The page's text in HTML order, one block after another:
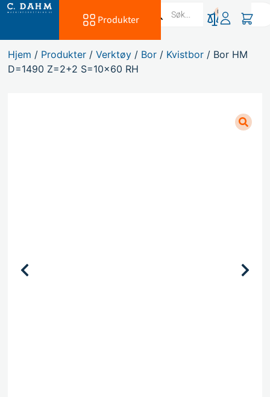
Produkter
0
Hjem / Produkter /Verktøy / Bor / Kvistbor / Bor HM
D=1490 Z=2+2 S=10×60 RH